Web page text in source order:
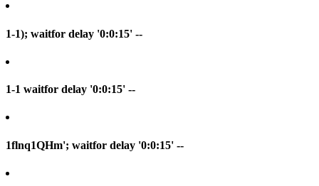
1-1); waitfor delay '0:0:15' --
1-1 waitfor delay '0:0:15' --
1flnq1QHm'; waitfor delay '0:0:15' --